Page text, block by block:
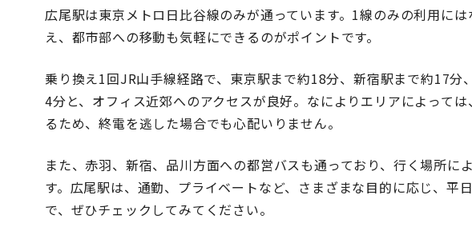
広尾駅は東京メトロ日比谷線のみが通っています。1線のみの利用に
え、都市部への移動も気軽にできるのがポイントです。
乗り換え1回JR山手線経路で、東京駅まで約18分、新宿駅まで約17
4分と、オフィス近郊へのアクセスが良好。なによりエリアによって
るため、終電を逃した場合でも心配いりません。
また、赤羽、新宿、品川方面への都営バスも通っており、行く場所に
す。広尾駅は、通勤、プライベートなど、さまざまな目的に応じ、平
で、ぜひチェックしてみてください。